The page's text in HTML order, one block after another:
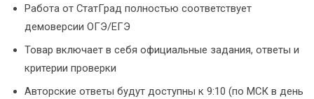
Работа от СтатГрад полностью соответствует
демоверсии ОГЭ/ЕГЭ
Товар включает в себя официальные задания, ответы и
критерии проверки
Авторские ответы будут доступны к 9:10 (по МСК в день